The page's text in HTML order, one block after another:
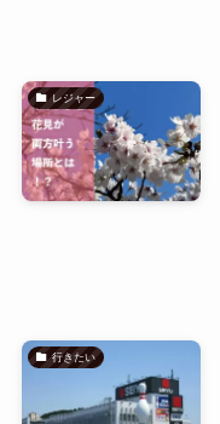
レジャー
行きたい